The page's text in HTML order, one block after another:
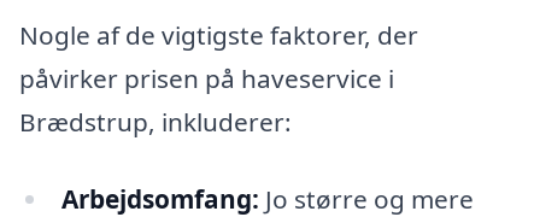
Nogle af de vigtigste faktorer, der
påvirker prisen på haveservice i
Brædstrup, inkluderer:
Arbejdsomfang: Jo større og mere